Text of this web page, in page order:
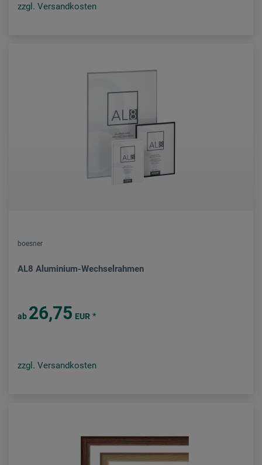
zzgl. Versandkosten
boesner
AL8 Aluminium-Wechselrahmen
ab 26,75 EUR *
zzgl. Versandkosten